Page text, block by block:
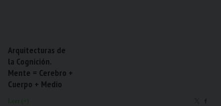
Arquitecturas de
la Cognición.
Mente = Cerebro +
Cuerpo + Medio
Leer (+)